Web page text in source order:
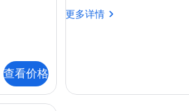
查看价格
房
Use)
更多详情
家
(For
、笔记本电脑工作区、隔音